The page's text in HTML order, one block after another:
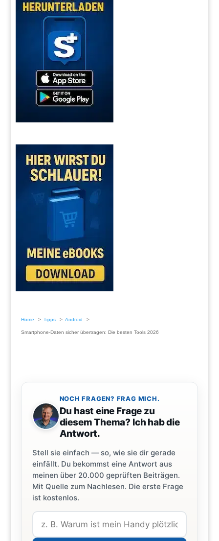
Home Tipps Android
Smartphone-Daten sicher übertragen: Die besten Tools 2026
NOCH FRAGEN? FRAG MICH.
Du hast eine Frage zu
diesem Thema? Ich hab die
Antwort.
Stell sie einfach — so, wie sie dir gerade
einfällt. Du bekommst eine Antwort aus
meinen über 20.000 geprüften Beiträgen.
Mit Quelle zum Nachlesen. Die erste Frage
ist kostenlos.